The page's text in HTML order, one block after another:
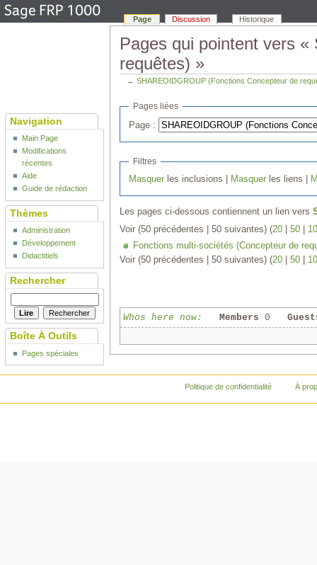
Pages qui pointent vers
requêtes) »
←SHAREOIDGROUP (Fonctions Concepteur de
Pages liées
Page :
Filtres
Masquer les inclusions | Masquer les liens |
Les pages ci-dessous contiennent un lien vers
Voir (50 précédentes | 50 suivantes) (20| 50|
Fonctions multi-sociétés (Concepteur de
Voir (50 précédentes | 50 suivantes) (20| 50|
Whos here now: Members 0
Page Discussion Historique
Navigation
Main Page
Modifications
récentes
Aide
Guide de rédaction
Thèmes
Administration
Développement
Didactitiels
Rechercher
Boîte À Outils
Pages spéciales
Politique de confidentialité À